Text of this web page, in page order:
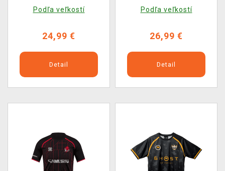
Podľa veľkostí
24,99 €
Detail
Podľa veľkostí
26,99 €
Detail